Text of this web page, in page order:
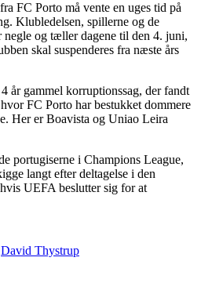
FC Porto må vente en uges tid på
Klubledelsen, spillerne og de
og tæller dagene til den 4. juni,
skal suspenderes fra næste års
år gammel korruptionssag, der fandt
FC Porto har bestukket dommere
Her er Boavista og Uniao Leira
portugiserne i Champions League,
langt efter deltagelse i den
UEFA beslutter sig for at
David Thystrup